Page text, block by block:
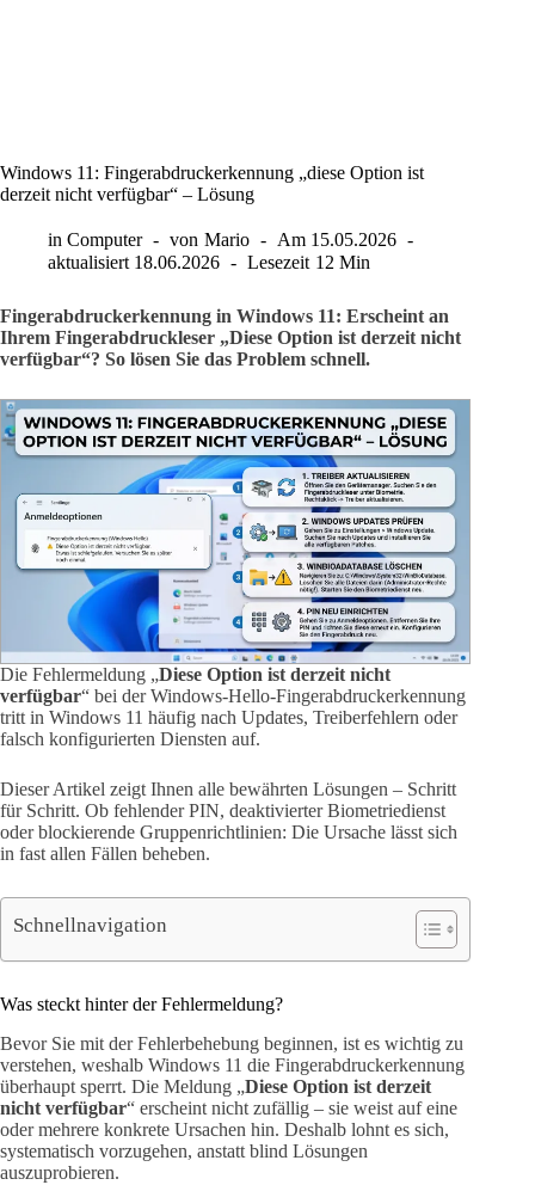
Windows 11: Fingerabdruckerkennung „diese Option ist
derzeit nicht verfügbar“ – Lösung
in Computer von Mario Am 15.05.2026
aktualisiert 18.06.2026 Lesezeit 12 Min
Fingerabdruckerkennung in Windows 11: Erscheint an
Ihrem Fingerabdruckleser „Diese Option ist derzeit nicht
verfügbar“? So lösen Sie das Problem schnell.
Die Fehlermeldung „Diese Option ist derzeit nicht
verfügbar“ bei der Windows-Hello-Fingerabdruckerkennung
tritt in Windows 11 häufig nach Updates, Treiberfehlern oder
falsch konfigurierten Diensten auf.
Dieser Artikel zeigt Ihnen alle bewährten Lösungen – Schritt
für Schritt. Ob fehlender PIN, deaktivierter Biometriedienst
oder blockierende Gruppenrichtlinien: Die Ursache lässt sich
in fast allen Fällen beheben.
Schnellnavigation
Was steckt hinter der Fehlermeldung?
Bevor Sie mit der Fehlerbehebung beginnen, ist es wichtig zu
verstehen, weshalb Windows 11 die Fingerabdruckerkennung
überhaupt sperrt. Die Meldung „Diese Option ist derzeit
nicht verfügbar“ erscheint nicht zufällig – sie weist auf eine
oder mehrere konkrete Ursachen hin. Deshalb lohnt es sich,
systematisch vorzugehen, anstatt blind Lösungen
auszuprobieren.